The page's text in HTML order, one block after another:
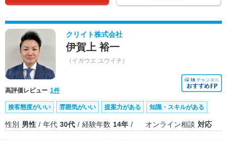
クリイト株式会社
伊賀上 裕一
（イガウエ ユウイチ）
高評価レビュー 1件
接客態度がいい 雰囲気がいい 提案力がある 知識・スキルがある
性別 男性 年代 30代 経験年数 14年 オンライン相談 対応